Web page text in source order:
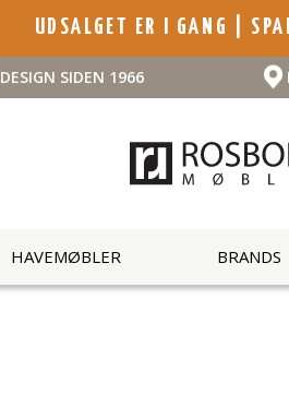
UDSALGET ER I GANG |
DESIGN SIDEN 1966
HAVEMØBLER BRANDS